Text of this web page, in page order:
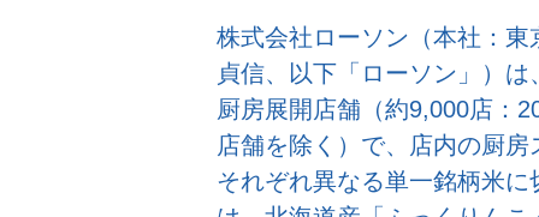
株式会社ローソン（本社：
貞信、以下「ローソン」）
厨房展開店舗（約9,000店：
店舗を除く）で、店内の厨
それぞれ異なる単一銘柄米